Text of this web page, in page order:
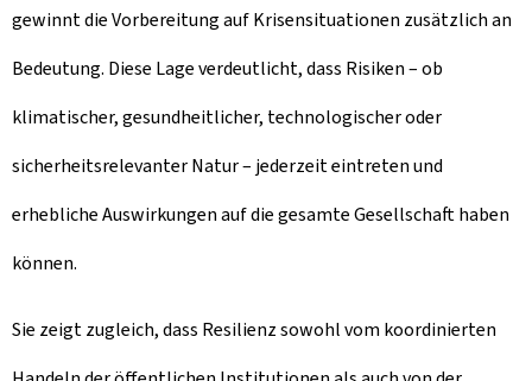
gewinnt die Vorbereitung auf Krisensituationen zusätzlich an
Bedeutung. Diese Lage verdeutlicht, dass Risiken – ob
klimatischer, gesundheitlicher, technologischer oder
sicherheitsrelevanter Natur – jederzeit eintreten und
erhebliche Auswirkungen auf die gesamte Gesellschaft haben
können.
Sie zeigt zugleich, dass Resilienz sowohl vom koordinierten